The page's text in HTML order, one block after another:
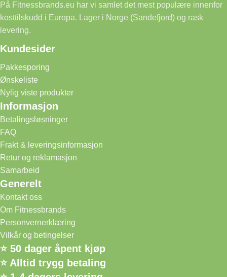
På Fitnessbrands.eu har vi samlet det mest populære innenfor
kosttilskudd i Europa. Lager i Norge (Sandefjord) og rask
levering.
Kundesider
Pakkesporing
Ønskeliste
Nylig viste produkter
Informasjon
Betalingsløsninger
FAQ
Frakt & leveringsinformasjon
Retur og reklamasjon
Samarbeid
Generelt
Kontakt oss
Om Fitnessbrands
Personvernerklæring
Vilkår og betingelser
⭐ 50 dager åpent kjøp
⭐ Alltid trygg betaling